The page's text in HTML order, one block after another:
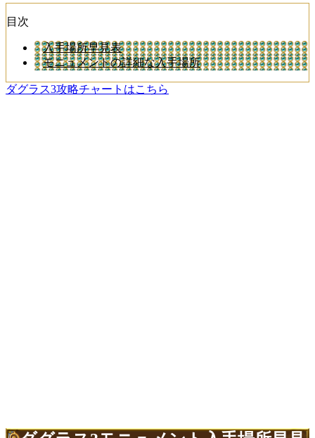
目次
入手場所早見表
モニュメントの詳細な入手場所
ダグラス3攻略チャートはこちら